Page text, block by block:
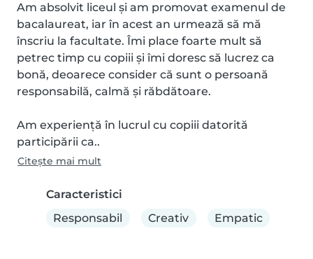
Am absolvit liceul și am promovat examenul de
bacalaureat, iar în acest an urmează să mă
înscriu la facultate. Îmi place foarte mult să
petrec timp cu copiii și îmi doresc să lucrez ca
bonă, deoarece consider că sunt o persoană
responsabilă, calmă și răbdătoare.
Am experiență în lucrul cu copiii datorită
participării ca..
Citește mai mult
Caracteristici
Responsabil
Creativ Empatic